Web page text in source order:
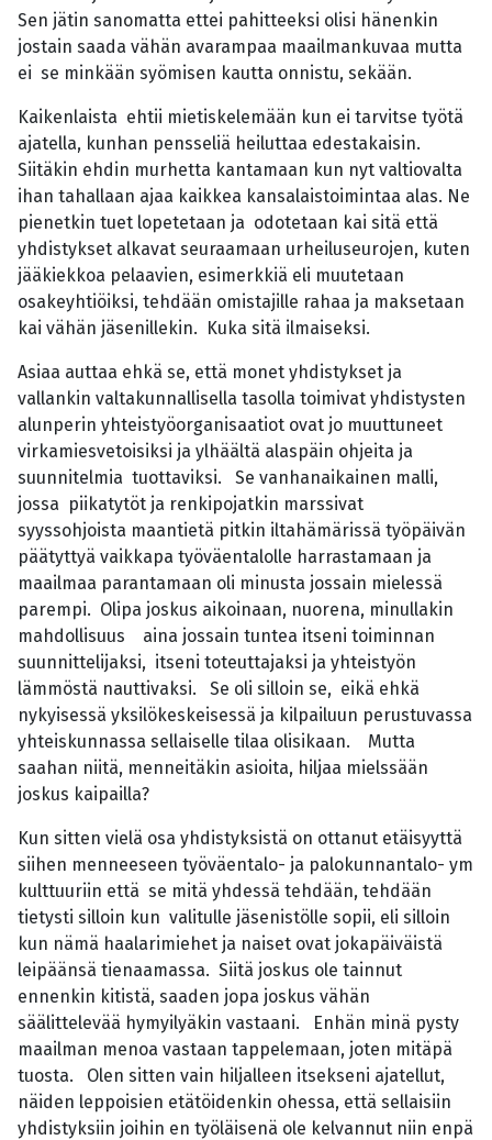
Sen jätin sanomatta ettei pahitteeksi olisi hänenkin
jostain saada vähän avarampaa maailmankuvaa mutta
ei se minkään syömisen kautta onnistu, sekään.
Kaikenlaista ehtii mietiskelemään kun ei tarvitse työtä
ajatella, kunhan pensseliä heiluttaa edestakaisin.
Siitäkin ehdin murhetta kantamaan kun nyt valtiovalta
ihan tahallaan ajaa kaikkea kansalaistoimintaa alas. Ne
pienetkin tuet lopetetaan ja odotetaan kai sitä että
yhdistykset alkavat seuraamaan urheiluseurojen, kuten
jääkiekkoa pelaavien, esimerkkiä eli muutetaan
osakeyhtiöiksi, tehdään omistajille rahaa ja maksetaan
kai vähän jäsenillekin. Kuka sitä ilmaiseksi.
Asiaa auttaa ehkä se, että monet yhdistykset ja
vallankin valtakunnallisella tasolla toimivat yhdistysten
alunperin yhteistyöorganisaatiot ovat jo muuttuneet
virkamiesvetoisiksi ja ylhäältä alaspäin ohjeita ja
suunnitelmia tuottaviksi. Se vanhanaikainen malli,
jossa piikatytöt ja renkipojatkin marssivat
syyssohjoista maantietä pitkin iltahämärissä työpäivän
päätyttyä vaikkapa työväentalolle harrastamaan ja
maailmaa parantamaan oli minusta jossain mielessä
parempi. Olipa joskus aikoinaan, nuorena, minullakin
mahdollisuus aina jossain tuntea itseni toiminnan
suunnittelijaksi, itseni toteuttajaksi ja yhteistyön
lämmöstä nauttivaksi. Se oli silloin se, eikä ehkä
nykyisessä yksilökeskeisessä ja kilpailuun perustuvassa
yhteiskunnassa sellaiselle tilaa olisikaan. Mutta
saahan niitä, menneitäkin asioita, hiljaa mielssään
joskus kaipailla?
Kun sitten vielä osa yhdistyksistä on ottanut etäisyyttä
siihen menneeseen työväentalo- ja palokunnantalo- ym
kulttuuriin että se mitä yhdessä tehdään, tehdään
tietysti silloin kun valitulle jäsenistölle sopii, eli silloin
kun nämä haalarimiehet ja naiset ovat jokapäiväistä
leipäänsä tienaamassa. Siitä joskus ole tainnut
ennenkin kitistä, saaden jopa joskus vähän
säälittelevää hymyilyäkin vastaani. Enhän minä pysty
maailman menoa vastaan tappelemaan, joten mitäpä
tuosta. Olen sitten vain hiljalleen itsekseni ajatellut,
näiden leppoisien etätöidenkin ohessa, että sellaisiin
yhdistyksiin joihin en työläisenä ole kelvannut niin enpä